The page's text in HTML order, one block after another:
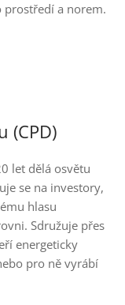
a norem.
(CPD)
let dělá osvětu
se na investory,
hlasu
Sdružuje přes
energeticky
pro ně vyrábí